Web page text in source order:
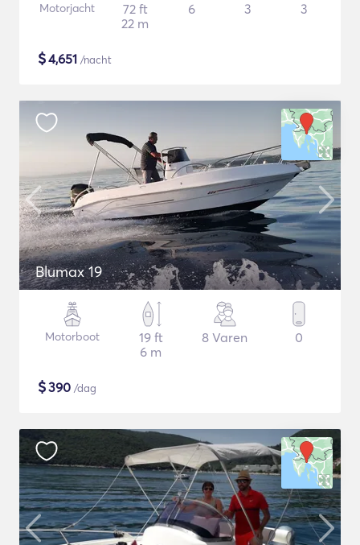
Motorjacht
72 ft
22 m
6 3 3
$4,651 /nacht
Blumax 19
Motorboot
19 ft
6 m
8 Varen 0
$390 /dag